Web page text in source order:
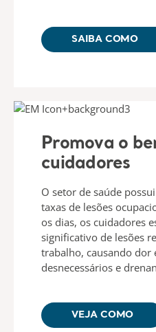
SAIBA COMO
Promova o
cuidadores
O setor de saúde
taxas de lesões
os dias, os cuidadores
significativo de lesões
trabalho, causando dor
desnecessários e
VEJA COMO